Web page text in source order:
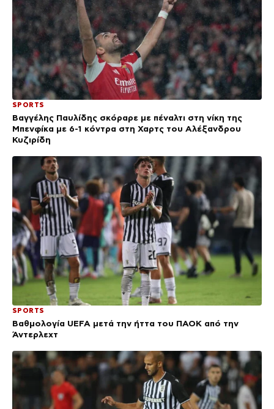
SPORTS
Βαγγέλης Παυλίδης σκόραρε με πέναλτι στη νίκη της
Μπενφίκα με 6-1 κόντρα στη Χαρτς του Αλέξανδρου
Κυζιρίδη
SPORTS
Βαθμολογία UEFA μετά την ήττα του ΠΑΟΚ από την
Άντερλεχτ